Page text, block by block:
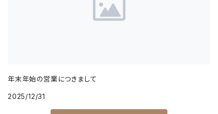
年末年始の営業につきまして
2025/12/31